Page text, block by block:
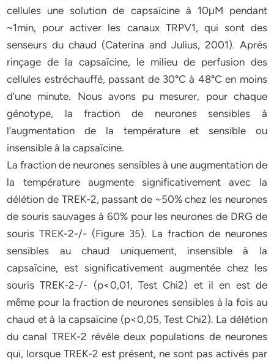
cellules une solution de capsaïcine à 10μM pendant
~1min, pour activer les canaux TRPV1, qui sont des
senseurs du chaud (Caterina and Julius, 2001). Après
rinçage de la capsaïcine, le milieu de perfusion des
cellules estréchauffé, passant de 30°C à 48°C en moins
d’une minute. Nous avons pu mesurer, pour chaque
génotype, la fraction de neurones sensibles à
l’augmentation de la température et sensible ou
insensible à la capsaïcine.
La fraction de neurones sensibles à une augmentation de
la température augmente significativement avec la
délétion de TREK-2, passant de ~50% chez les neurones
de souris sauvages à 60% pour les neurones de DRG de
souris TREK-2-/- (Figure 35). La fraction de neurones
sensibles au chaud uniquement, insensible à la
capsaïcine, est significativement augmentée chez les
souris TREK-2-/- (p<0,01, Test Chi2) et il en est de
même pour la fraction de neurones sensibles à la fois au
chaud et à la capsaïcine (p<0,05, Test Chi2). La délétion
du canal TREK-2 révèle deux populations de neurones
qui, lorsque TREK-2 est présent, ne sont pas activés par